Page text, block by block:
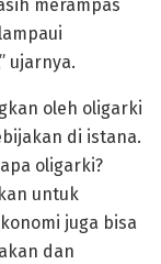
merampas
ujarnya.
oleh oligarki
di istana.
oligarki?
untuk
juga bisa
dan